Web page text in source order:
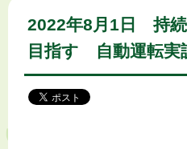
2022年8月1日 持続
目指す 自動運転実